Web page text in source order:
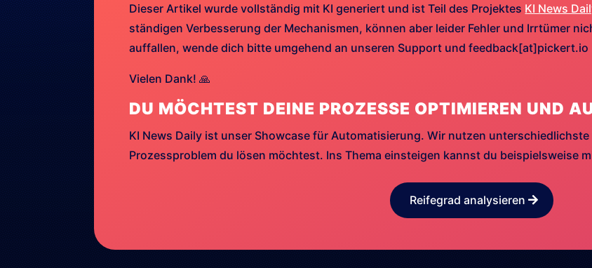
Dieser Artikel wurde vollständig mit KI generiert und ist Teil des Projektes KI News
ständigen Verbesserung der Mechanismen, können aber leider Fehler und Irrtümer
auffallen, wende dich bitte umgehend an unseren Support und feedback[at]pickert.io
Vielen Dank! 🙏
DU MÖCHTEST DEINE PROZESSE OPTIMIEREN UND
KI News Daily ist unser Showcase für Automatisierung. Wir nutzen
Prozessproblem du lösen möchtest. Ins Thema einsteigen kannst du beispielsweise
Reifegrad analysieren